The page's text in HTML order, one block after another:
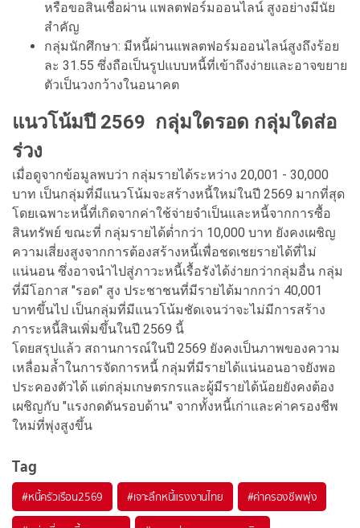
หรือขอสินเชื่อผ่าน แพลตฟอร์มออนไลน์ สูงอย่างมีนัย
สำคัญ
กลุ่มนักศึกษา: มีหนี้ผ่านแพลตฟอร์มออนไลน์สูงถึงร้อย
ละ 31.55 ซึ่งถือเป็นรูปแบบหนี้ที่เข้าถึงง่ายและอาจขยาย
ตัวเป็นวงกว้างในอนาคต
แนวโน้มปี 2569 กลุ่มใดรอด กลุ่มใดส่อ
ร่วง
เมื่อดูจากข้อมูลพบว่า กลุ่มรายได้ระหว่าง 20,001 - 30,000
บาท เป็นกลุ่มที่มีแนวโน้มจะสร้างหนี้ใหม่ในปี 2569 มากที่สุด
โดยเฉพาะหนี้ที่เกิดจากค่าใช้จ่ายจำเป็นและหนี้จากการซื้อ
สินทรัพย์ ขณะที่ กลุ่มรายได้ต่ำกว่า 10,000 บาท ยังคงเผชิญ
ความเสี่ยงสูงจากการต้องสร้างหนี้เพื่อชดเชยรายได้ที่ไม่
แน่นอน ซึ่งอาจนำไปสู่ภาวะหนี้เรื้อรังได้ง่ายกว่ากลุ่มอื่น กลุ่ม
ที่มีโอกาส "รอด" สูง ประชาชนที่มีรายได้มากกว่า 40,001
บาทขึ้นไป เป็นกลุ่มที่มีแนวโน้มชัดเจนว่าจะไม่มีการสร้าง
ภาระหนี้สินเพิ่มขึ้นในปี 2569 นี้
โดยสรุปแล้ว สถานการณ์ในปี 2569 ยังคงเป็นภาพของความ
เหลื่อมล้ำในการจัดการหนี้ กลุ่มที่มีรายได้แน่นอนอาจยังพอ
ประคองตัวได้ แต่กลุ่มเกษตรกรและผู้มีรายได้น้อยยังคงต้อง
เผชิญกับ "แรงกดดันรอบด้าน" จากทั้งหนี้เก่าและค่าครองชีพ
ใหม่ที่พุ่งสูงขึ้น
Tag
#หนี้ครัวเรือน2569 #เจาะลึกหนี้แรงงานไทย #ค่าครองชีพพุ่ง